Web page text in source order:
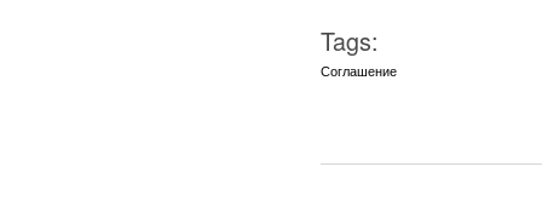
Tags:
Соглашение